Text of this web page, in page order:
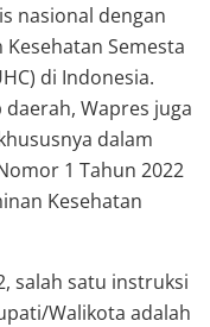
nasional dengan
Semesta
di Indonesia.
Wapres juga
dalam
1 Tahun 2022
Kesehatan
salah satu instruksi
Walikota adalah